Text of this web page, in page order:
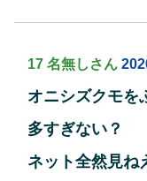
17 名無しさん
オニシズクモを
多すぎない？
ネット全然見ね